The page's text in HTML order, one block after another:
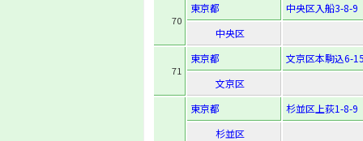
70
東京都
中央区入船3-8-9
中央区
71
東京都
文京区本駒込6-
文京区
東京都
杉並区上荻1-8-9
杉並区